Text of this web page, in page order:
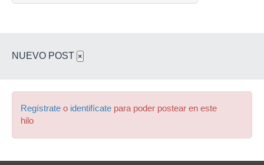
NUEVO POST ×
Regístrate o identifícate para poder postear en este
hilo